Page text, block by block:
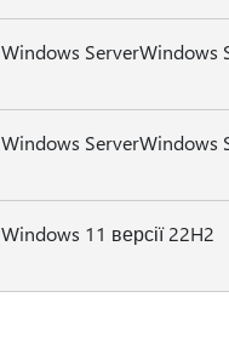
Windows ServerWindows
Windows ServerWindows
Windows 11 версії 22H2